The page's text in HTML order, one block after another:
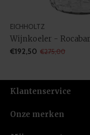
EICHHOLTZ
Wijnkoeler - Rocabar
€192,50 €275,00
Klantenservice
Onze merken